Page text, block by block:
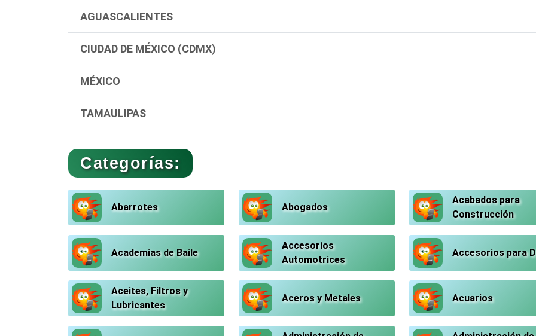
AGUASCALIENTES
CIUDAD DE MÉXICO (CDMX)
MÉXICO
TAMAULIPAS
Categorías:
Abarrotes Abogados
Acabados para
Construcción
Academias de Baile
Accesorios
Automotrices
Accesorios para
Aceites, Filtros y
Lubricantes
Aceros y Metales Acuarios